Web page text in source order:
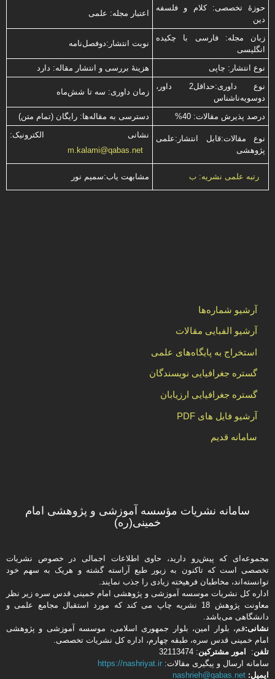
حوزۀ تخصصی: کلام و فلسفه
دین
اعتبار مجله: علمی
زبان مجله: فارسی با چكیده
انگلیسی
نوبت انتشار:دوفصل‌نامه
نوع انتشار: چاپی
هزینۀ بررسی و انتشار مقاله: دارد
نوع داوری:حداقل2 داور،
دوسویه‌ناشناس
زمان داوری: سه تا شش‌ماه
درصد پذیرش مقالات: 40% دسترسی به مقاله‌ها: رایگان (تمام متن)
نوع مقالات:قابل انتشار:علمی
پژوهشی
نشانی الکترونیک:
m.kalami@qabas.net
رتبه علمی نشریه: ب مشابهت ياب:سميم نور
آرشیو شماره‌ها
آرشیو الفبایی مقالات
استخراج به پایگاه‌های علمی
گستره جغرافیایی نویسندگان
گستره جغرافیایی ارزیابان
آرشیو فایل های PDF
سامانه قدیم
سامانه نشریات مؤسسه آموزشی و پژوهشی امام
خمینی(ره)
مجموعه‌ای که پیش‌رو دارید،‌ حاوی اطلاعات اجمالی در خصوص نشریات
تخصصی است که تاکنون به زیور طبع آراسته گشته و هریک به سهم خود
توانسته‌اند، مخاطبان فرهیخته‌ زیادی را جذب نمایند.
اداره كل نشریات موسسه آموزشی و پژوهشی امام خمینی قدس سره زیر نظر
معاونت پژوهش 18 نشریه چاپ می کند که مورد استقبال مجامع علمی و
دانشگاهی می‌باشد.
نشانی:قم، بلوار امین، بلوار جمهوری اسلامی، موسسه آموزشی و پژوهشی
امام خمینی قدس سره، طبقه چهارم، اداره كل نشریات تخصصی.
تلفن: امور مشتركین: 32113474
سامانه ارسال و پیگیری مقالات: https://nashriyat.ir
ایمیل: nashrieh@qabas.net